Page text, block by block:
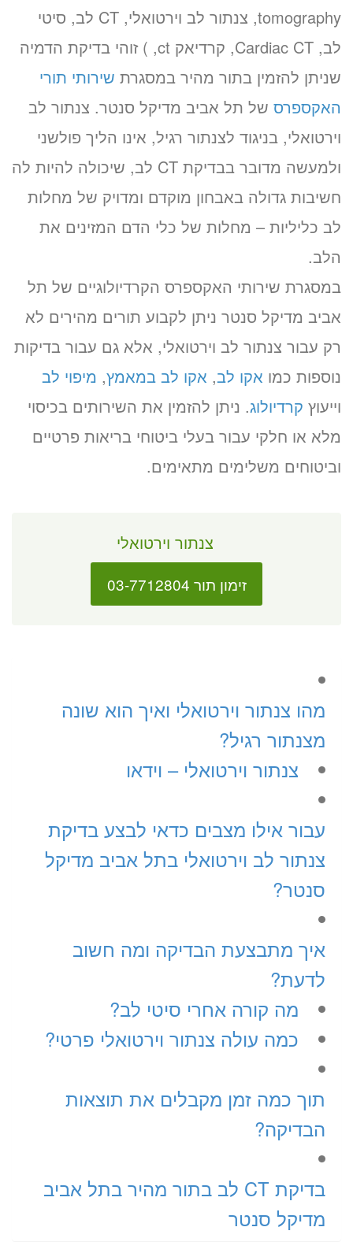
tomography, צנתור לב וירטואלי, CT לב, סיטי
לב, Cardiac CT, קרדיאק ct, ) זוהי בדיקת הדמיה
שניתן להזמין בתור מהיר במסגרת שירותי תורי
האקספרס של תל אביב מדיקל סנטר. צנתור לב
וירטואלי, בניגוד לצנתור רגיל, אינו הליך פולשני
ולמעשה מדובר בבדיקת CT לב, שיכולה להיות לה
חשיבות גדולה באבחון מוקדם ומדויק של מחלות
לב כליליות – מחלות של כלי הדם המזינים את
הלב.
במסגרת שירותי האקספרס הקרדיולוגיים של תל
אביב מדיקל סנטר ניתן לקבוע תורים מהירים לא
רק עבור צנתור לב וירטואלי, אלא גם עבור בדיקות
נוספות כמו אקו לב, אקו לב במאמץ, מיפוי לב
וייעוץ קרדיולוג. ניתן להזמין את השירותים בכיסוי
מלא או חלקי עבור בעלי ביטוחי בריאות פרטיים
וביטוחים משלימים מתאימים.
צנתור וירטואלי
זימון תור 03-7712804
מהו צנתור וירטואלי ואיך הוא שונה
מצנתור רגיל?
צנתור וירטואלי – וידאו
עבור אילו מצבים כדאי לבצע בדיקת
צנתור לב וירטואלי בתל אביב מדיקל
סנטר?
איך מתבצעת הבדיקה ומה חשוב
לדעת?
מה קורה אחרי סיטי לב?
כמה עולה צנתור וירטואלי פרטי?
תוך כמה זמן מקבלים את תוצאות
הבדיקה?
בדיקת CT לב בתור מהיר בתל אביב
מדיקל סנטר